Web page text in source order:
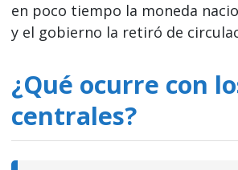
en poco tiempo la moneda
y el gobierno la retiró de
¿Qué ocurre con
centrales?